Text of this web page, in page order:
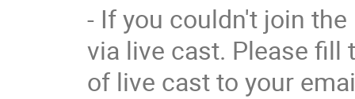
- If you couldn't join
via live cast. Please fill
of live cast to your